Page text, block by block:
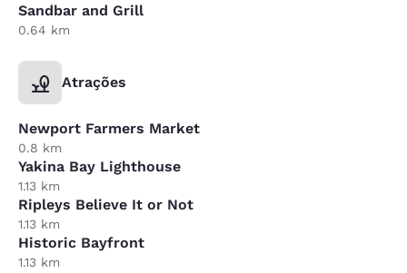
Sandbar and Grill
0.64 km
Atrações
Newport Farmers Market
0.8 km
Yakina Bay Lighthouse
1.13 km
Ripleys Believe It or Not
1.13 km
Historic Bayfront
1.13 km